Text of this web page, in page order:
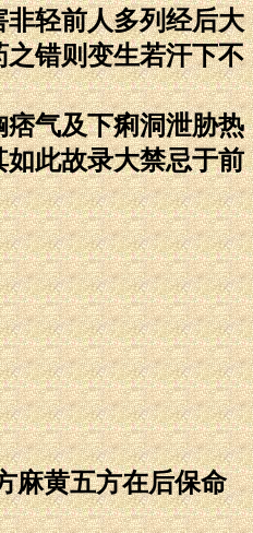
轻前人多列经后大
错则变生若汗下不
气及下痢洞泄胁热
此故录大禁忌于前
麻黄五方在后保命